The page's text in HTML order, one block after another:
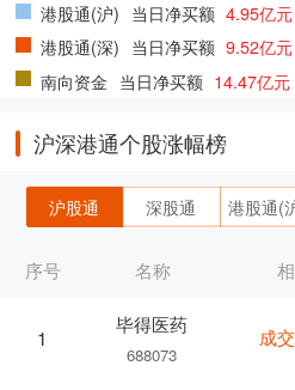
港股通(沪) 当日净买额 4.95亿元
港股通(深) 当日净买额 9.52亿元
南向资金 当日净买额 14.47亿元
沪深港通个股涨幅榜
沪股通 深股通 港股通(
序号 名称
1
毕得医药
688073
成